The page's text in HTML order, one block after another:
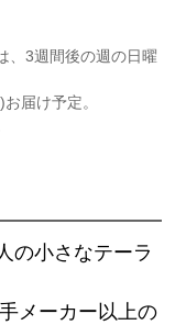
、3週間後の週の日曜
届け予定。
の小さなテーラ
メーカー以上の